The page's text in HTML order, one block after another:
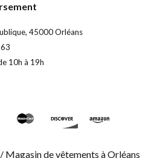
45000 Orléans
10h à 19h
/ Magasin de vêtements à Orléans